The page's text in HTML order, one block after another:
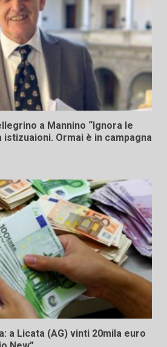
a Mannino “Ignora le
Ormai è in campagna
a Licata (AG) vinti 20mila euro